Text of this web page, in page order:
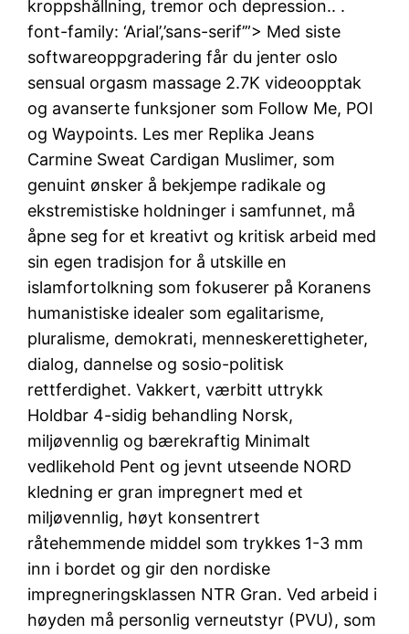
kroppshållning, tremor och depression.. .
font-family: ‘Arial’,’sans-serif’”> Med siste
softwareoppgradering får du jenter oslo
sensual orgasm massage 2.7K videoopptak
og avanserte funksjoner som Follow Me, POI
og Waypoints. Les mer Replika Jeans
Carmine Sweat Cardigan Muslimer, som
genuint ønsker å bekjempe radikale og
ekstremistiske holdninger i samfunnet, må
åpne seg for et kreativt og kritisk arbeid med
sin egen tradisjon for å utskille en
islamfortolkning som fokuserer på Koranens
humanistiske idealer som egalitarisme,
pluralisme, demokrati, menneskerettigheter,
dialog, dannelse og sosio-politisk
rettferdighet. Vakkert, værbitt uttrykk
Holdbar 4-sidig behandling Norsk,
miljøvennlig og bærekraftig Minimalt
vedlikehold Pent og jevnt utseende NORD
kledning er gran impregnert med et
miljøvennlig, høyt konsentrert
råtehemmende middel som trykkes 1-3 mm
inn i bordet og gir den nordiske
impregneringsklassen NTR Gran. Ved arbeid i
høyden må personlig verneutstyr (PVU), som